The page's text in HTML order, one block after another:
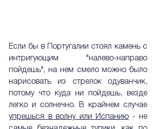
Если бы в Португалии стоял камень с
интригующим "налево-направо
пойдешь", на нем смело можно было
нарисовать из стрелок одуванчик,
потому что куда ни пойдешь, везде
упрешься в волну или Испанию - не